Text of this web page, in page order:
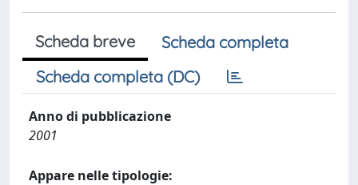
Scheda breve
Scheda completa
Scheda completa (DC)
Anno di pubblicazione
2001
Appare nelle tipologie: